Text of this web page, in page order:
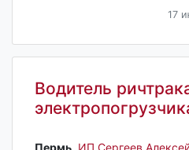
17
Водитель
Пермь‎, ИП Сергеев